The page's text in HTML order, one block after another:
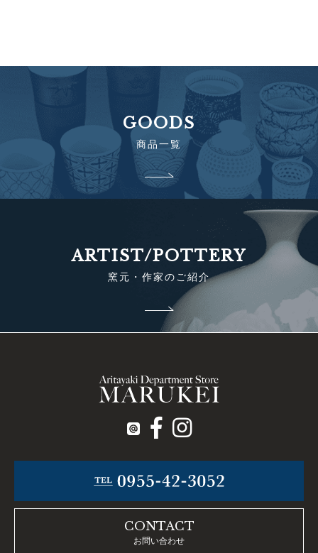
GOODS
商品一覧
ARTIST/POTTERY
窯元・作家のご紹介
CONTACT
お問い合わせ